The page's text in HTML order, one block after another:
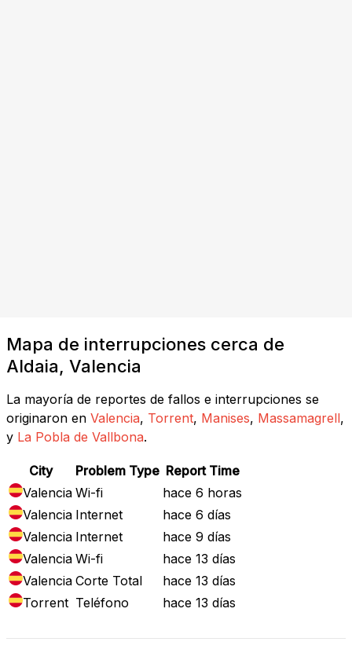
Mapa de interrupciones cerca de
Aldaia, Valencia
La mayoría de reportes de fallos e interrupciones se
originaron en Valencia, Torrent, Manises, Massamagrell,
y La Pobla de Vallbona.
City Problem Type Report Time
Valencia Wi-fi
hace 6 horas
Valencia Internet
hace 6 días
Valencia Internet
hace 9 días
Valencia Wi-fi
hace 13 días
Valencia Corte Total
hace 13 días
Torrent Teléfono hace 13 días